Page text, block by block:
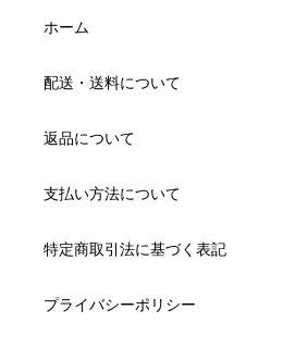
ホーム
配送・送料について
返品について
支払い方法について
特定商取引法に基づく表記
プライバシーポリシー